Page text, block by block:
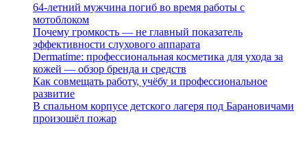
64-летний мужчина погиб во время работы с
мотоблоком
Почему громкость — не главный показатель
эффективности слухового аппарата
Dermatime: профессиональная косметика для ухода за
кожей — обзор бренда и средств
Как совмещать работу, учёбу и профессиональное
развитие
В спальном корпусе детского лагеря под Барановичами
произошёл пожар